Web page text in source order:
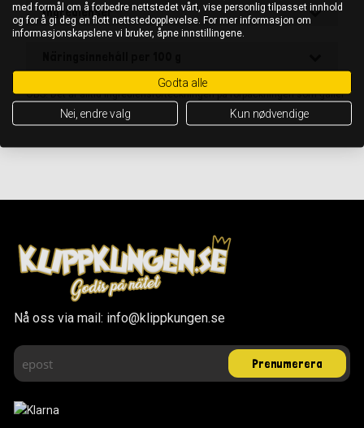
Ingredienser
OBS! Det är alltid ingrediensförteckningen på förpackningen som gäller
Nå oss via mail: info@klippkungen.se
med formål om å forbedre nettstedet vårt, vise personlig tilpasset innhold
og for å gi deg en flott nettstedopplevelse. For mer informasjon om
informasjonskapslene vi bruker, åpne innstillingene.
Godta alle
Nei, endre valg Kun nødvendige